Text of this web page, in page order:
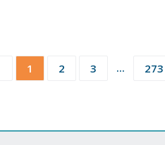
1 2 3 ... 273